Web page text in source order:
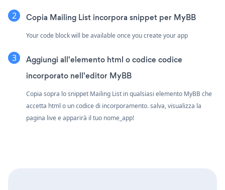
Copia Mailing List incorpora snippet per MyBB
Your code block will be available once you create your app
Aggiungi all'elemento html o codice codice
incorporato nell'editor MyBB
Copia sopra lo snippet Mailing List in qualsiasi elemento MyBB che
accetta html o un codice di incorporamento. salva, visualizza la
pagina live e apparirà il tuo nome_app!